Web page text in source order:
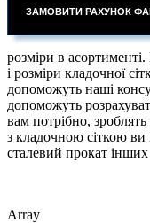
розміри в асортименті.
і розміри кладочної
допоможуть наші
допоможуть
вам потрібно,
з кладочною сіткою
сталевий прокат
Array